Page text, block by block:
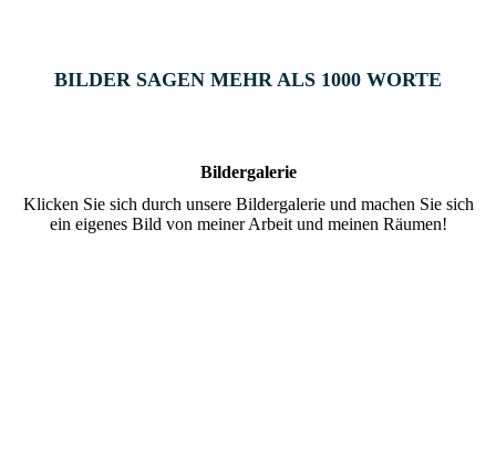
BILDER SAGEN MEHR ALS 1000 WORTE
Bilder­galerie
Klicken Sie sich durch unsere Bildergalerie und machen Sie sich
ein eigenes Bild von meiner Arbeit und meinen Räumen!